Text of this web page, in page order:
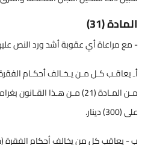
المادة (31)
- مع مراعاة أي عقوبة أشد ورد النص
على (300) دينار.